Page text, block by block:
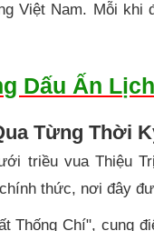
Việt Nam. Mỗi
Dấu Ấn
Từng Thời
triều vua Thiệu
thức, nơi đây
Thống Chí", cung